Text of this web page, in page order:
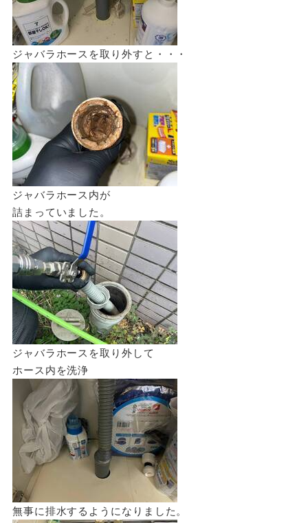
ジャバラホースを取り外すと・・・
ジャバラホース内が
詰まっていました。
ジャバラホースを取り外して
ホース内を洗浄
無事に排水するようになりました。